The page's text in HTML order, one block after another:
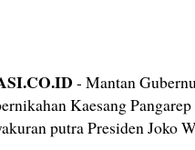
- Mantan
Kaesang
putra Presiden Joko